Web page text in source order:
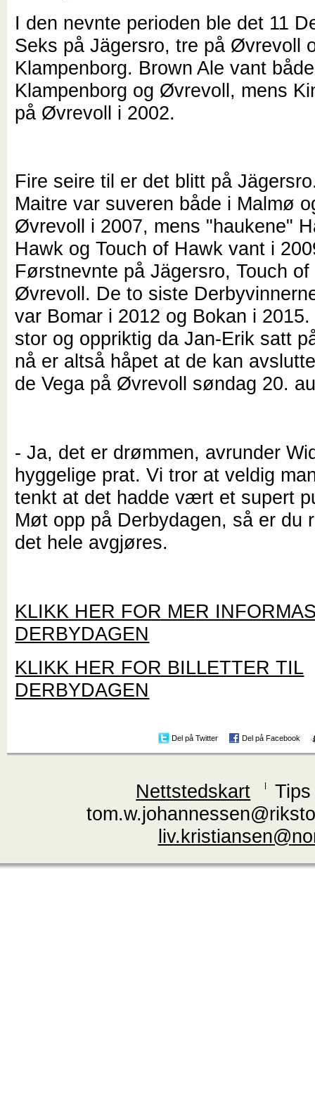
I den nevnte perioden ble det 11
Seks på Jägersro, tre på Øvrevoll
Klampenborg. Brown Ale vant
Klampenborg og Øvrevoll, mens
på Øvrevoll i 2002.
Fire seire til er det blitt på
Maitre var suveren både i Malmø
Øvrevoll i 2007, mens "haukene"
Hawk og Touch of Hawk vant i
Førstnevnte på Jägersro, Touch
Øvrevoll. De to siste
var Bomar i 2012 og Bokan i
stor og oppriktig da Jan-Erik satt
nå er altså håpet at de kan
de Vega på Øvrevoll søndag 20.
- Ja, det er drømmen, avrunder
hyggelige prat. Vi tror at veldig
tenkt at det hadde vært et supert
Møt opp på Derbydagen, så er du
det hele avgjøres.
KLIKK HER FOR MER
DERBYDAGEN
KLIKK HER FOR BILLETTER TIL
DERBYDAGEN
Del på Twitter Del på Facebook
Nettstedskart